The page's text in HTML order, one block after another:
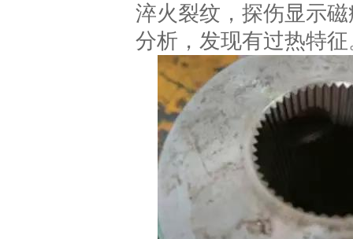
淬火裂纹，探伤显示
分析，发现有过热特